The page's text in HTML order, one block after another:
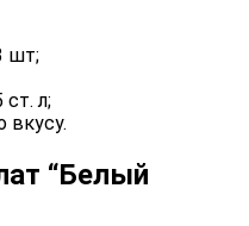
шт;
ст. л;
вкусу.
“Белый